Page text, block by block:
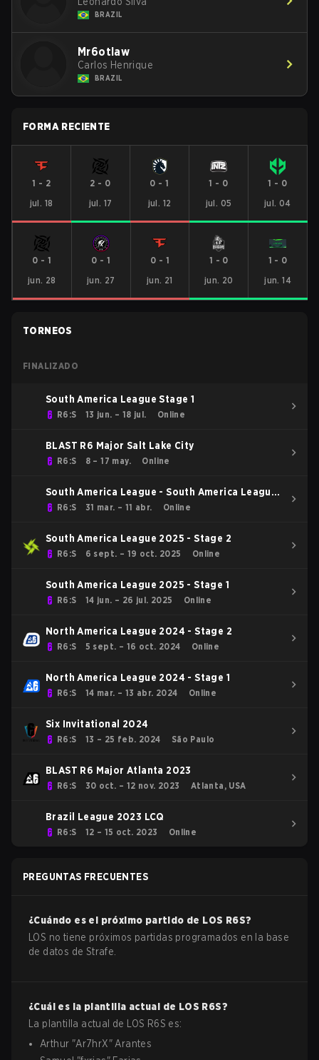
BRAZIL
Mr6otlaw
Carlos Henrique
BRAZIL
FORMA RECIENTE
1 - 2
jul. 18
2 - 0
jul. 17
0 -1
jul. 12
1 - 0
jul. 05
1 - 0
jul. 04
0 - 1
jun. 28
0 - 1
jun. 27
0 - 1
jun. 21
1 - 0
jun. 20
1 - 0
jun. 14
TORNEOS
FINALIZADO
South America League Stage 1
R6:S 13 jun. – 18 jul. Online
BLAST R6 Major Salt Lake City
R6:S 8 – 17 may. Online
South America League - South America League
Kickoff
R6:S 31 mar. – 11 abr. Online
South America League 2025 - Stage 2
R6:S 6 sept. – 19 oct. 2025 Online
South America League 2025 - Stage 1
R6:S 14 jun. – 26 jul. 2025 Online
North America League 2024 - Stage 2
R6:S 5 sept. – 16 oct. 2024 Online
North America League 2024 - Stage 1
R6:S 14 mar. – 13 abr. 2024 Online
Six Invitational 2024
R6:S 13 – 25 feb. 2024 São Paulo
BLAST R6 Major Atlanta 2023
R6:S 30 oct. – 12 nov. 2023 Atlanta, USA
Brazil League 2023 LCQ
R6:S 12 – 15 oct. 2023 Online
PREGUNTAS FRECUENTES
¿Cuándo es el próximo partido de LOS R6S?
LOS no tiene próximos partidas programados en la base
de datos de Strafe.
¿Cuál es la plantilla actual de LOS R6S?
La plantilla actual de
LOS R6S es:
Arthur "Ar7hrX" Arantes